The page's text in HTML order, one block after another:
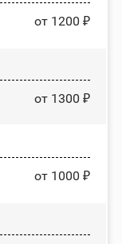
от 1200 ₽
от 1300 ₽
от 1000 ₽